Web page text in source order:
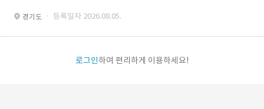
경기도 · 등록일자 2026.08.05.
로그인하여 편리하게 이용하세요!